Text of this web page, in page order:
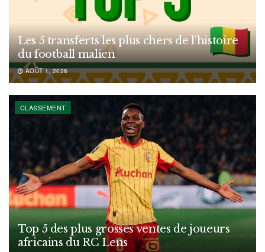
Les 5 transferts les plus chers de l’histoire
du football malien
AOÛT 1, 2026
CLASSEMENT
Top 5 des plus grosses ventes de joueurs
africains du RC Lens